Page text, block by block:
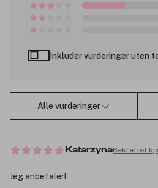
Inkluder vurderinger uten
Alle vurderinger
KatarzynaBekreftet
Jeg anbefaler!